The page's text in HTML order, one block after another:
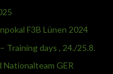
F3B Lünen 2024
Training days , 24./25.8.
GER